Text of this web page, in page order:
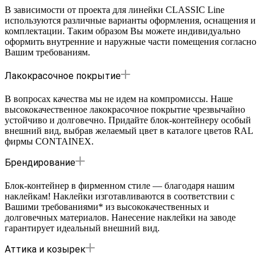
В зависимости от проекта для линейки CLASSIC Line
используются различные варианты оформления, оснащения и
комплектации. Таким образом Вы можете индивидуально
оформить внутренние и наружные части помещения согласно
Вашим требованиям.
Лакокрасочное покрытие
В вопросах качества мы не идем на компромиссы. Наше
высококачественное лакокрасочное покрытие чрезвычайно
устойчиво и долговечно. Придайте блок-контейнеру особый
внешний вид, выбрав желаемый цвет в каталоге цветов RAL
фирмы CONTAINEX.
Брендирование
Блок-контейнер в фирменном стиле — благодаря нашим
наклейкам! Наклейки изготавливаются в соответствии с
Вашими требованиями* из высококачественных и
долговечных материалов. Нанесение наклейки на заводе
гарантирует идеальный внешний вид.
Аттика и козырек